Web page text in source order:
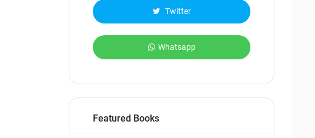
Twitter
Whatsapp
Featured Books